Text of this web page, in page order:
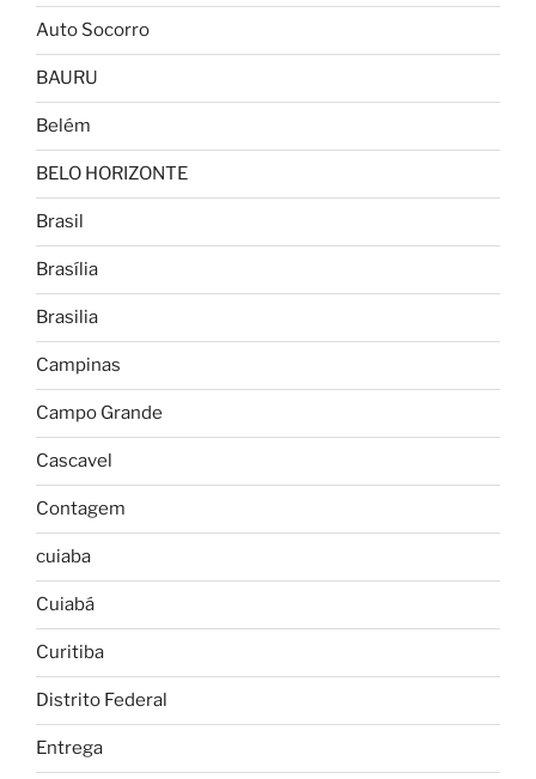
Auto Socorro
BAURU
Belém
BELO HORIZONTE
Brasil
Brasília
Brasilia
Campinas
Campo Grande
Cascavel
Contagem
cuiaba
Cuiabá
Curitiba
Distrito Federal
Entrega